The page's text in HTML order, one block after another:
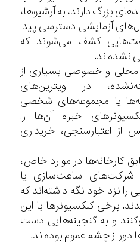
بزرگ دارند، به آرشیوها،
آزمایشی دسترسی پیدا
کشف می‌شوند که
نشده‌اند.
محلی و خصوصی بسیاری از
در ویترین‌های
یا مجموعه‌های شخصی
خبره آن‌ها را
از اعتبارسنجی، خریداری
کارخانه‌ها در موارد خاص،
شرکت‌های ساعت‌سازی یا
نزد خود نگه داشته‌اند که
برخی کلکسیونرها با این
می‌کنند و به گنجینه‌هایی دست
دور از چشم عموم بوده‌اند.